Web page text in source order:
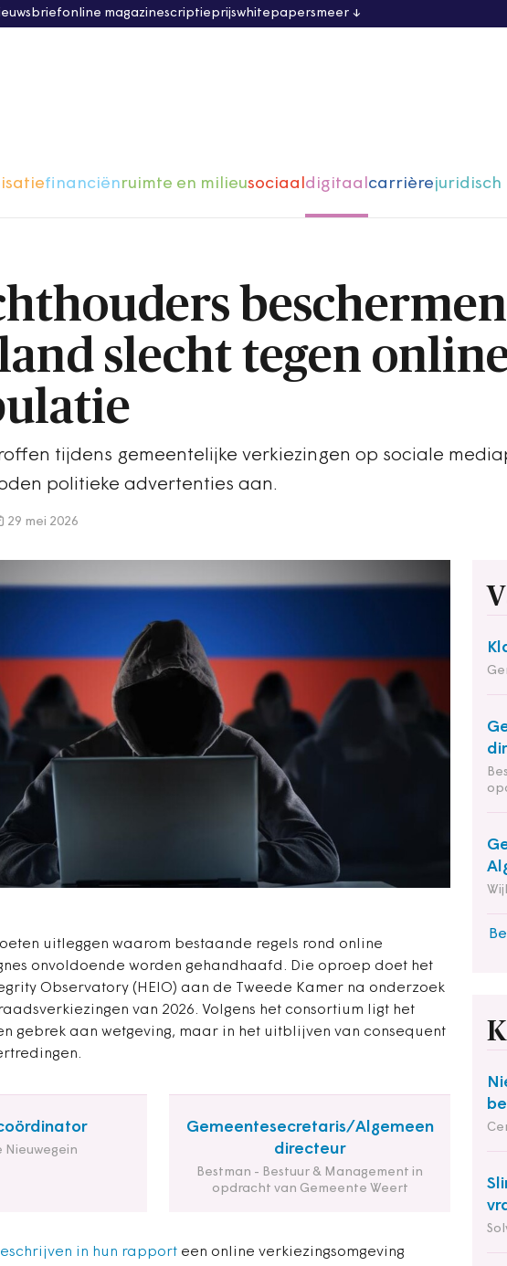
online magazinescriptieprijswhitepapersmeer
financiënruimte en milieusociaaldigitaalcarrièrejuridisch
beschermen
slecht tegen
tijdens gemeentelijke verkiezingen op sociale
politieke advertenties aan.
29 mei 2026
uitleggen waarom bestaande regels rond online
onvoldoende worden gehandhaafd. Die oproep doet het
Observatory (HEIO) aan de Tweede Kamer na onderzoek
van 2026. Volgens het consortium ligt het
gebrek aan wetgeving, maar in het uitblijven van consequent
Nieuwegein
Gemeentesecretaris/Algemeen
directeur
Bestman - Bestuur & Management in
opdracht van Gemeente Weert
in hun rapport een online verkiezingsomgeving